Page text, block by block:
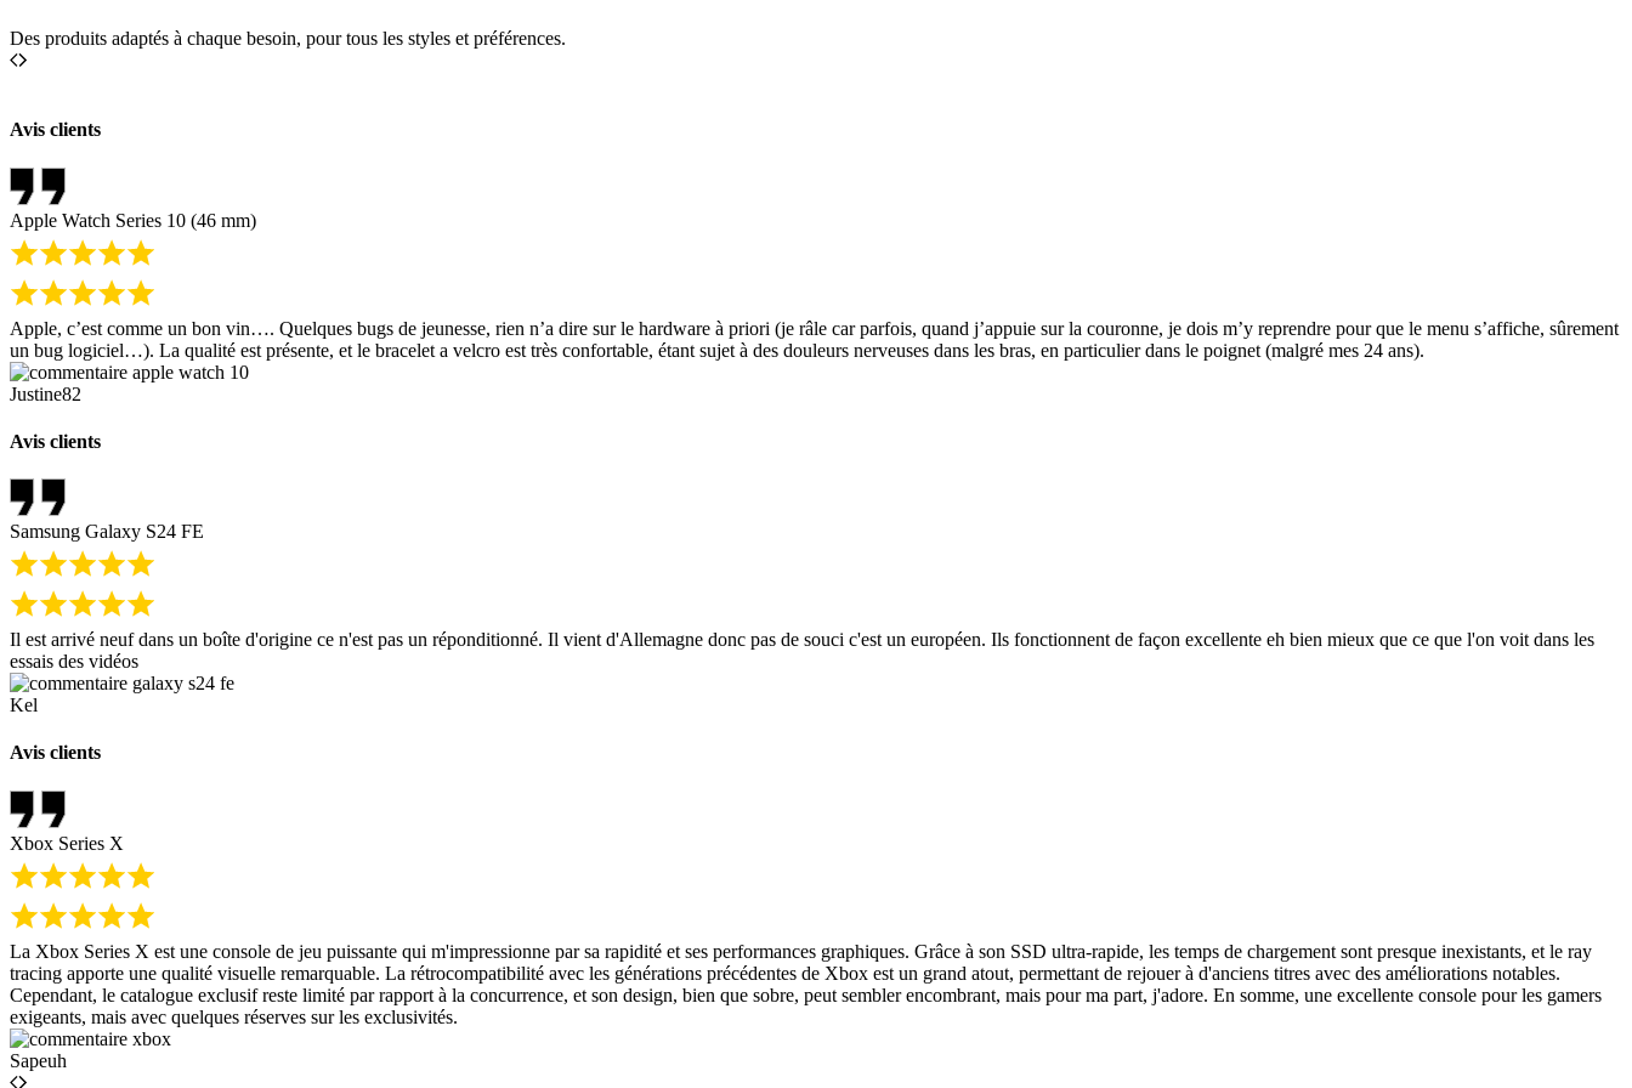
Des produits adaptés à chaque besoin, pour tous les styles et préférences.
Avis clients
Apple Watch Series 10 (46 mm)
Apple, c’est comme un bon vin…. Quelques bugs de jeunesse, rien n’a dire sur le hardware à priori (je râle car parfois, quand j’appuie sur la couronne, je dois m’y reprendre pour que le menu s’affiche, sûrement
un bug logiciel…). La qualité est présente, et le bracelet a velcro est très confortable, étant sujet à des douleurs nerveuses dans les bras, en particulier dans le poignet (malgré mes 24 ans).
Justine82
Avis clients
Samsung Galaxy S24 FE
Il est arrivé neuf dans un boîte d'origine ce n'est pas un réponditionné. Il vient d'Allemagne donc pas de souci c'est un européen. Ils fonctionnent de façon excellente eh bien mieux que ce que l'on voit dans les
essais des vidéos
Kel
Avis clients
Xbox Series X
La Xbox Series X est une console de jeu puissante qui m'impressionne par sa rapidité et ses performances graphiques. Grâce à son SSD ultra-rapide, les temps de chargement sont presque inexistants, et le ray
tracing apporte une qualité visuelle remarquable. La rétrocompatibilité avec les générations précédentes de Xbox est un grand atout, permettant de rejouer à d'anciens titres avec des améliorations notables.
Cependant, le catalogue exclusif reste limité par rapport à la concurrence, et son design, bien que sobre, peut sembler encombrant, mais pour ma part, j'adore. En somme, une excellente console pour les gamers
exigeants, mais avec quelques réserves sur les exclusivités.
Sapeuh